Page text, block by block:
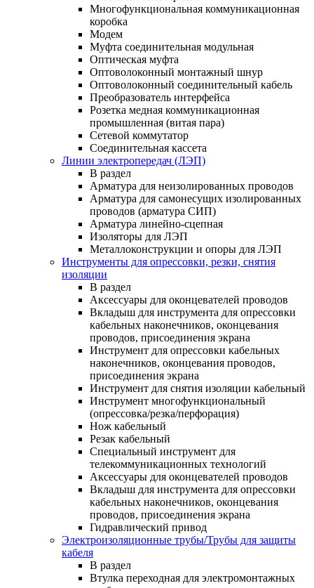
Многофункциональная коммуникационная
коробка
Модем
Муфта соединительная модульная
Оптическая муфта
Оптоволоконный монтажный шнур
Оптоволоконный соединительный кабель
Преобразователь интерфейса
Розетка медная коммуникационная
промышленная (витая пара)
Сетевой коммутатор
Соединительная кассета
Линии электропередач (ЛЭП)
В раздел
Арматура для неизолированных проводов
Арматура для самонесущих изолированных
проводов (арматура СИП)
Арматура линейно-сцепная
Изоляторы для ЛЭП
Металлоконструкции и опоры для ЛЭП
Инструменты для опрессовки, резки, снятия
изоляции
В раздел
Аксессуары для оконцевателей проводов
Вкладыш для инструмента для опрессовки
кабельных наконечников, оконцевания
проводов, присоединения экрана
Инструмент для опрессовки кабельных
наконечников, оконцевания проводов,
присоединения экрана
Инструмент для снятия изоляции кабельный
Инструмент многофункциональный
(опрессовка/резка/перфорация)
Нож кабельный
Резак кабельный
Специальный инструмент для
телекоммуникационных технологий
Аксессуары для оконцевателей проводов
Вкладыш для инструмента для опрессовки
кабельных наконечников, оконцевания
проводов, присоединения экрана
Гидравлический привод
Электроизоляционные трубы/Трубы для защиты
кабеля
В раздел
Втулка переходная для электромонтажных